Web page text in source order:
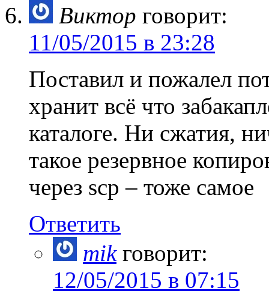
Виктор говорит:
11/05/2015 в 23:28
Поставил и пожалел
хранит всё что
каталоге. Ни сжатия,
такое резервное
через scp – тоже самое
Ответить
mik говорит:
12/05/2015 в 07:15